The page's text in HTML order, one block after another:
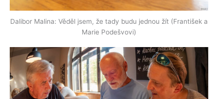
Dalibor Malina: Věděl jsem, že tady budu jednou žít (František a
Marie Podešvovi)